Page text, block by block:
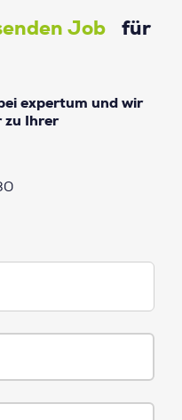
Job für
expertum und wir
zu Ihrer